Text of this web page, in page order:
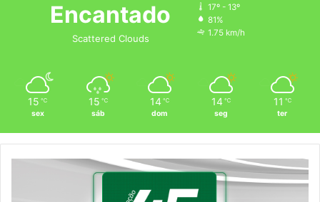
Encantado
Scattered Clouds
17º - 13º
81%
1.75 km/h
15 ℃
sex
15 ℃
sáb
14 ℃
dom
14 ℃
seg
11 ℃
ter